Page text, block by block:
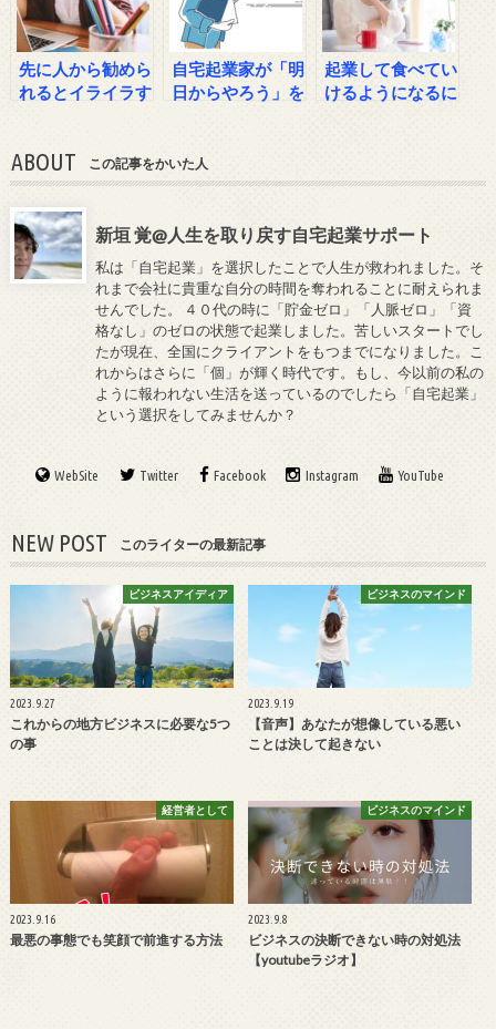
先に人から勧めら
れるとイライラす
自宅起業家が「明
日からやろう」を
起業して食べてい
けるようになるに
ABOUT この記事をかいた人
新垣 覚@人生を取り戻す自宅起業サポート
私は「自宅起業」を選択したことで人生が救われました。そ
れまで会社に貴重な自分の時間を奪われることに耐えられま
せんでした。 ４０代の時に「貯金ゼロ」「人脈ゼロ」「資
格なし」のゼロの状態で起業しました。苦しいスタートでし
たが現在、全国にクライアントをもつまでになりました。こ
れからはさらに「個」が輝く時代です。もし、今以前の私の
ように報われない生活を送っているのでしたら「自宅起業」
という選択をしてみませんか？
WebSite Twitter Facebook Instagram YouTube
NEW POST このライターの最新記事
ビジネスアイディア
2023.9.27
これからの地方ビジネスに必要な5つ
の事
ビジネスのマインド
2023.9.19
【音声】あなたが想像している悪い
ことは決して起きない
経営者として
2023.9.16
最悪の事態でも笑顔で前進する方法
ビジネスのマインド
2023.9.8
ビジネスの決断できない時の対処法
【youtubeラジオ】